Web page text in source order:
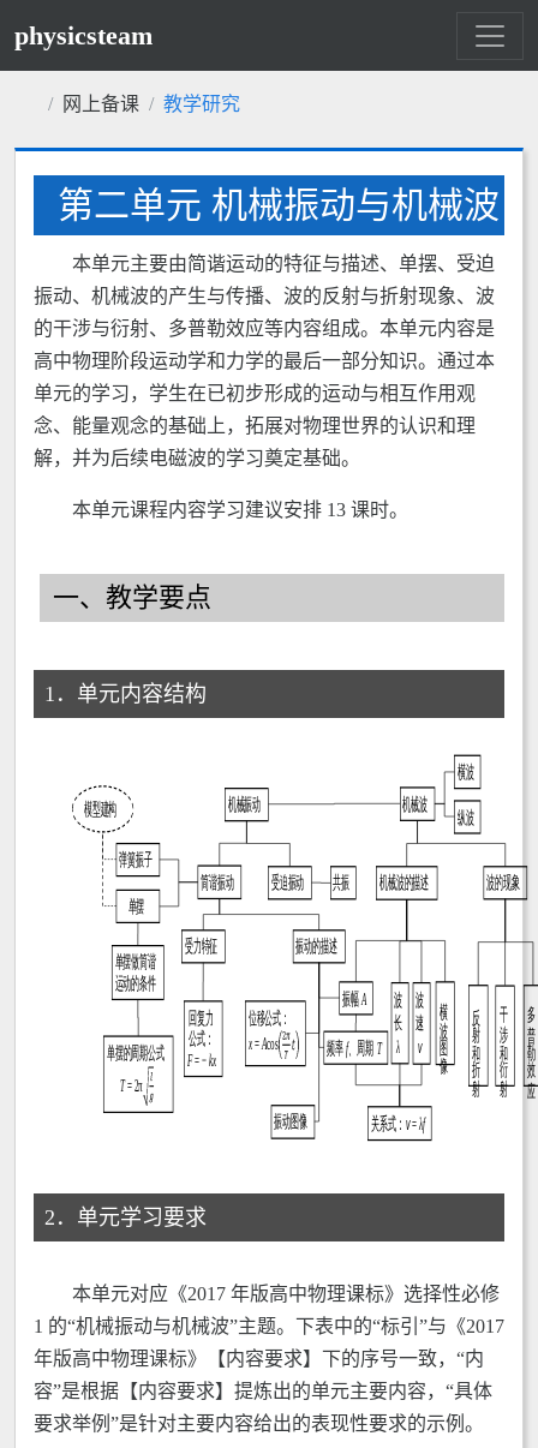
physicsteam
网上备课 教学研究
第二单元 机械振动与机械波
本单元主要由简谐运动的特征与描述、单摆、受迫
振动、机械波的产生与传播、波的反射与折射现象、波
的干涉与衍射、多普勒效应等内容组成。本单元内容是
高中物理阶段运动学和力学的最后一部分知识。通过本
单元的学习，学生在已初步形成的运动与相互作用观
念、能量观念的基础上，拓展对物理世界的认识和理
解，并为后续电磁波的学习奠定基础。
本单元课程内容学习建议安排 13 课时。
一、教学要点
1．单元内容结构
2．单元学习要求
本单元对应《2017 年版高中物理课标》选择性必修
1 的“机械振动与机械波”主题。下表中的“标引”与《2017
年版高中物理课标》【内容要求】下的序号一致，“内
容”是根据【内容要求】提炼出的单元主要内容，“具体
要求举例”是针对主要内容给出的表现性要求的示例。